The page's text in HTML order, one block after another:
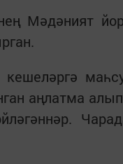
Мәдәният
аңлатма